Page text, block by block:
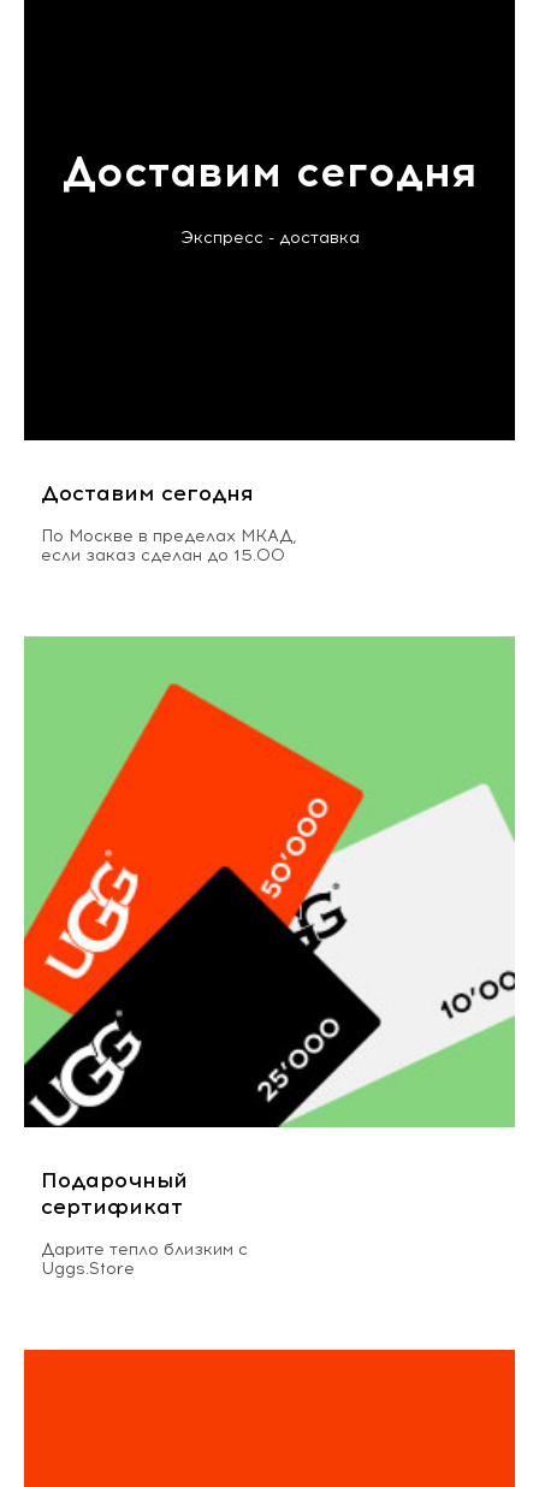
Доставим сегодня
Экспресс - доставка
Доставим сегодня
По Москве в пределах МКАД,
если заказ сделан до 15.00
Подарочный
сертификат
Дарите тепло близким с
Uggs.Store